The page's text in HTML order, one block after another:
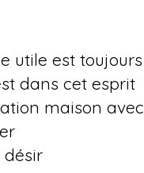
utile est toujours
dans cet esprit
maison avec
désir